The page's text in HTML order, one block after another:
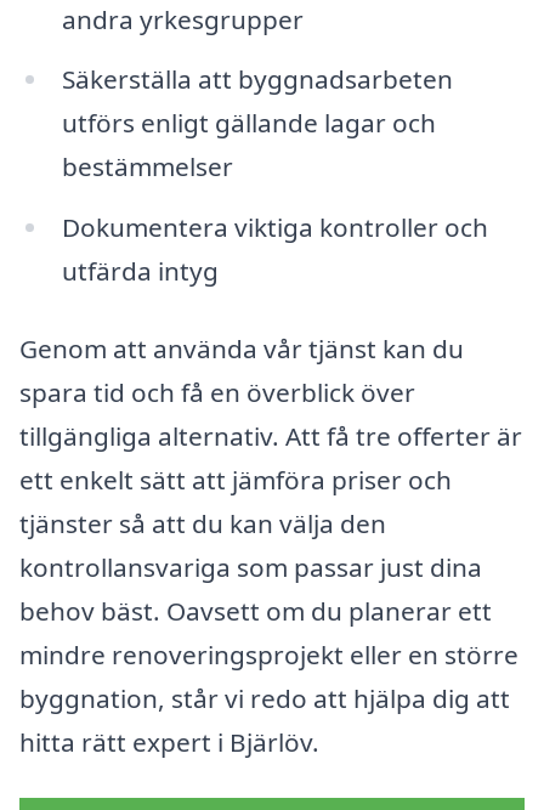
andra yrkesgrupper
Säkerställa att byggnadsarbeten
utförs enligt gällande lagar och
bestämmelser
Dokumentera viktiga kontroller och
utfärda intyg
Genom att använda vår tjänst kan du
spara tid och få en överblick över
tillgängliga alternativ. Att få tre offerter är
ett enkelt sätt att jämföra priser och
tjänster så att du kan välja den
kontrollansvariga som passar just dina
behov bäst. Oavsett om du planerar ett
mindre renoveringsprojekt eller en större
byggnation, står vi redo att hjälpa dig att
hitta rätt expert i Bjärlöv.